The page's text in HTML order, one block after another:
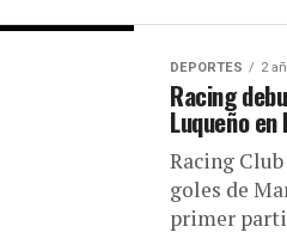
DEPORTES 2
Racing
Luqueño
Racing
goles de
primer